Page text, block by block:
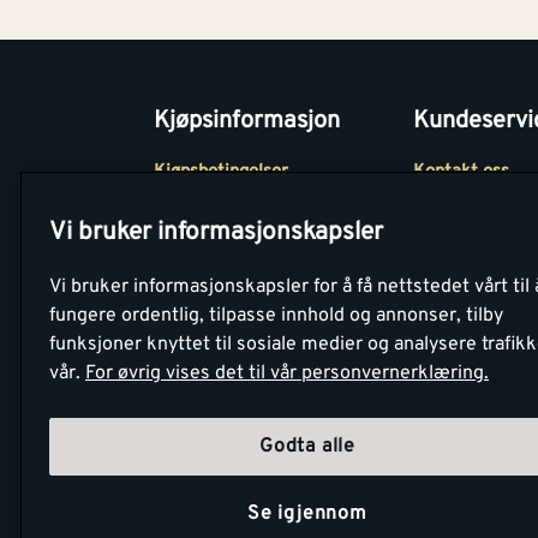
Kjøpsinformasjon
Kjøpsbetingelser
Betaling
Retur- og
angrerettsskjema
Kontakt oss
Montér Bedrift
Vi bruker informasjonskapsler
Vi bruker informasjonskapsler for å få nettstedet vårt til
fungere ordentlig, tilpasse innhold og annonser, tilby
funksjoner knyttet til sosiale medier og analysere
vår. For øvrig vises det til vår personvernerklæring.
Godta alle
Se igjennom